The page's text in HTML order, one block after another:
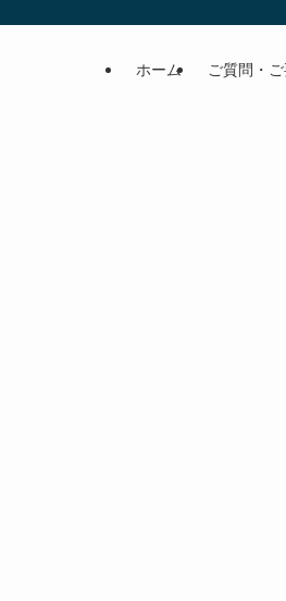
ホーム ご質問・